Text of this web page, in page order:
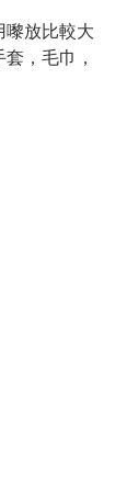
嚟放比較大
，毛巾，